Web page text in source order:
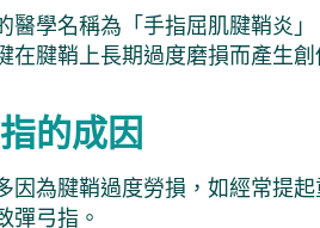
醫學名稱為「手指屈肌腱鞘炎
在腱鞘上長期過度磨損而產生創
的成因
因為腱鞘過度勞損，如經常提
彈弓指。